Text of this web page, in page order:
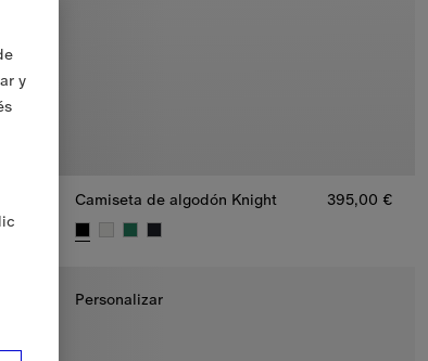
Camiseta de algodón Knight 395,00 €
Personalizar
y